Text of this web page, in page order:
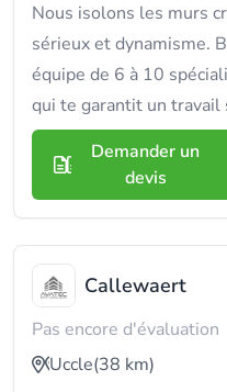
Nous isolons les murs
sérieux et dynamisme.
équipe de 6 à 10
qui te garantit un travail
Demander un
devis
Callewaert
Pas encore d'évaluation
Uccle(38 km)